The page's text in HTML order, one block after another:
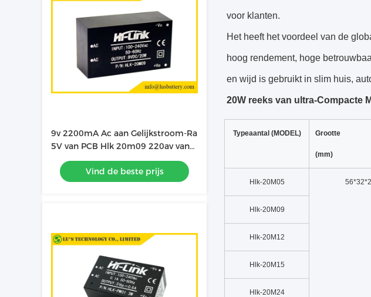
9v 2200mA Ac aan Gelijkstroom-Ra
5V van PCB Hlk 20m09 220av van
de Machtsconvertor
Vind de beste prijs
voor klanten.
Het heeft het voordeel van de
hoog rendement, hoge
en wijd is gebruikt in slim huis,
20W reeks van ultra-Compacte
Typeaantal (MODEL) Grootte
(mm)
Hlk-20M05
Hlk-20M09
Hlk-20M12
Hlk-20M15
Hlk-20M24